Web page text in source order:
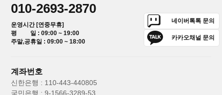
010-2693-2870
운영시간 [연중무휴]
평 일 : 09:00 ~ 19:00
주말,공휴일 : 09:00 ~ 18:00
네이버톡톡 문의
카카오채널 문의
계좌번호
신한은행 : 110-443-440805
국민은행 : 9-1566-3289-53